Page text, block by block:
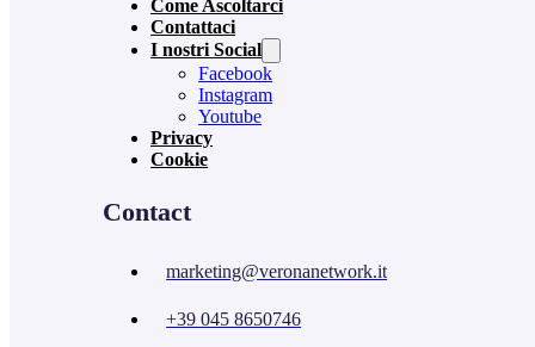
Come Ascoltarci
Contattaci
I nostri Social
Facebook
Instagram
Youtube
Privacy
Cookie
Contact
marketing@veronanetwork.it
+39 045 8650746